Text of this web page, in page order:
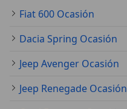
Fiat 600 Ocasión
Dacia Spring Ocasión
Jeep Avenger Ocasión
Jeep Renegade Ocasión